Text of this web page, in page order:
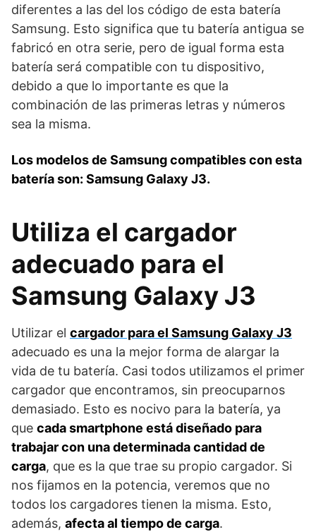
diferentes a las del los código de esta batería
Samsung. Esto significa que tu batería antigua se
fabricó en otra serie, pero de igual forma esta
batería será compatible con tu dispositivo,
debido a que lo importante es que la
combinación de las primeras letras y números
sea la misma.
Los modelos de Samsung compatibles con esta
batería son: Samsung Galaxy J3.
Utiliza el cargador
adecuado para el
Samsung Galaxy J3
Utilizar el cargador para el Samsung Galaxy J3
adecuado es una la mejor forma de alargar la
vida de tu batería. Casi todos utilizamos el primer
cargador que encontramos, sin preocuparnos
demasiado. Esto es nocivo para la batería, ya
que cada smartphone está diseñado para
trabajar con una determinada cantidad de
carga, que es la que trae su propio cargador. Si
nos fijamos en la potencia, veremos que no
todos los cargadores tienen la misma. Esto,
además, afecta al tiempo de carga.